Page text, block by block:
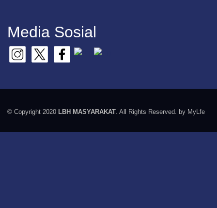
Media Sosial
© Copyright 2020 LBH MASYARAKAT . All Rights Reserved. by MyLfe